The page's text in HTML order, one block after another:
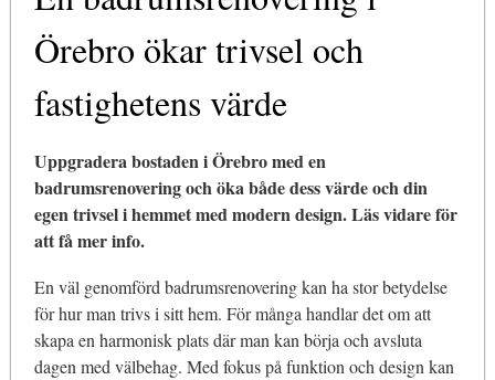
Örebro ökar trivsel och
fastighetens värde
Uppgradera bostaden i Örebro med en
badrumsrenovering och öka både dess värde och din
egen trivsel i hemmet med modern design. Läs vidare för
att få mer info.
En väl genomförd badrumsrenovering kan ha stor betydelse
för hur man trivs i sitt hem. För många handlar det om att
skapa en harmonisk plats där man kan börja och avsluta
dagen med välbehag. Med fokus på funktion och design kan